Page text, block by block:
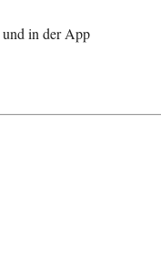
und in der App